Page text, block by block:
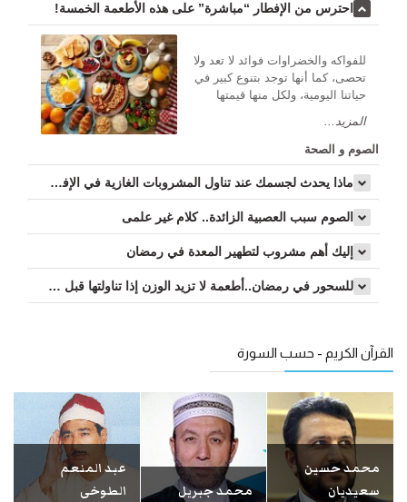
احترس من الإفطار “مباشرة” على هذه الأطعمة الخمسة!
للفواكه والخضراوات فوائد لا تعد ولا
تحصى، كما أنها توجد بتنوع كبير في
حياتنا اليومية، ولكل منها قيمتها
المزيد...
الصوم و الصحة
ماذا يحدث لجسمك عند تناول المشروبات الغازية في الإفطار والسحور...
الصوم سبب العصبية الزائدة.. كلام غير علمى
إليك أهم مشروب لتطهير المعدة في رمضان
للسحور في رمضان..أطعمة لا تزيد الوزن إذا تناولتها قبل النوم...
القرآن الكريم - حسب السورة
محمد حسين
سعيديان
محمد جبريل
عبد المنعم
الطوخی